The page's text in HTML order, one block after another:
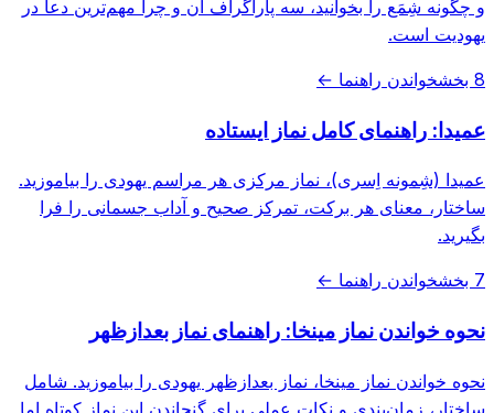
و چگونه شِمَع را بخوانید، سه پاراگراف آن و چرا مهم‌ترین دعا در
یهودیت است.
8 بخش خواندن راهنما ←
عمیدا: راهنمای کامل نماز ایستاده
عمیدا (شِمونه اِسری)، نماز مرکزی هر مراسم یهودی را بیاموزید.
ساختار، معنای هر برکت، تمرکز صحیح و آداب جسمانی را فرا
بگیرید.
7 بخش خواندن راهنما ←
نحوه خواندن نماز مینخا: راهنمای نماز بعدازظهر
نحوه خواندن نماز مینخا، نماز بعدازظهر یهودی را بیاموزید. شامل
ساختار، زمان‌بندی و نکات عملی برای گنجاندن این نماز کوتاه اما